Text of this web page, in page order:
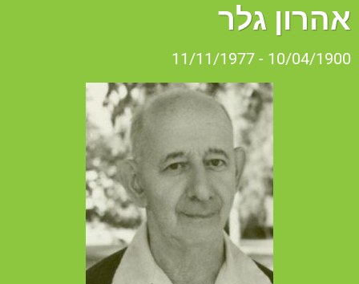
גלר
10/04/1900 - 11/11/